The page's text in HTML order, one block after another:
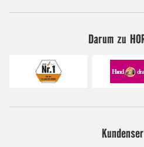
Darum zu